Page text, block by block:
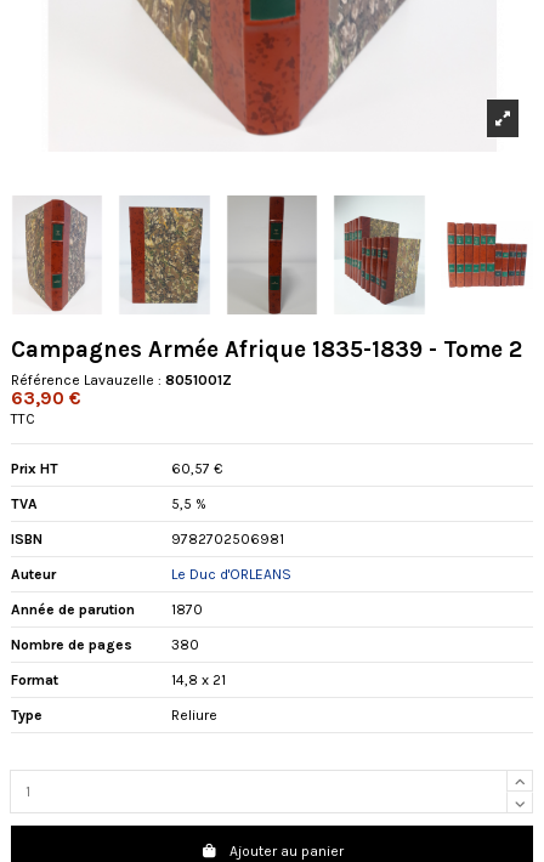
Campagnes Armée Afrique 1835-1839 - Tome 2
Référence Lavauzelle : 8051001Z
63,90 €
TTC
Prix HT 60,57 €
TVA 5,5 %
ISBN 9782702506981
Auteur Le Duc d'ORLEANS
Année de parution 1870
Nombre de pages 380
Format 14,8 x 21
Type Reliure
Ajouter au panier